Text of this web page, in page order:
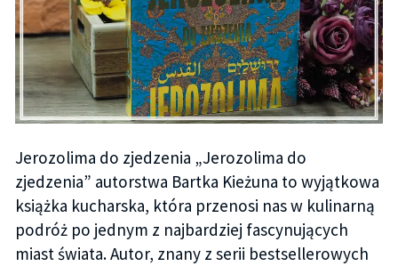
Jerozolima do zjedzenia „Jerozolima do
zjedzenia” autorstwa Bartka Kieżuna to wyjątkowa
książka kucharska, która przenosi nas w kulinarną
podróż po jednym z najbardziej fascynujących
miast świata. Autor, znany z serii bestsellerowych